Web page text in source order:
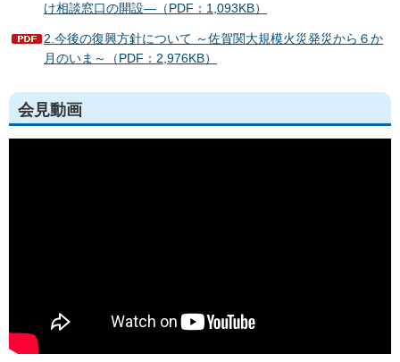
け相談窓口の開設―（PDF：1,093KB）
2.今後の復興方針について ～佐賀関大規模火災発災から６か
月のいま～（PDF：2,976KB）
会見動画